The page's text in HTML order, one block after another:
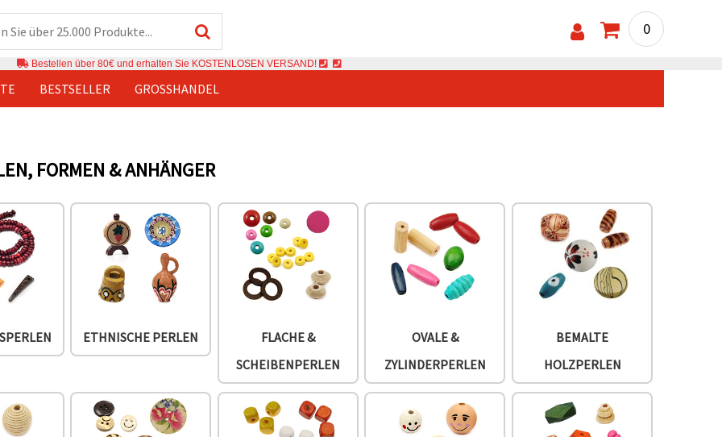
0
Bestellen über 80€ und erhalten Sie KOSTENLOSEN VERSAND!
BESTSELLER GROSSHANDEL
FORMEN & ANHÄNGER
ETHNISCHE PERLEN
FLACHE &
SCHEIBENPERLEN
OVALE &
ZYLINDERPERLEN
BEMALTE
HOLZPERLEN